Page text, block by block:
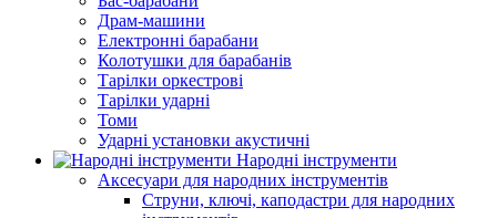
Драм-машини
Електронні барабани
Колотушки для барабанів
Тарілки оркестрові
Тарілки ударні
Томи
Ударні установки акустичні
Народні інструменти
Аксесуари для народних інструментів
Струни, ключі, каподастри для народних